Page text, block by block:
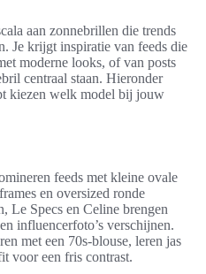
aan zonnebrillen die trends
Je krijgt inspiratie van feeds die
moderne looks, of van posts
centraal staan. Hieronder
kiezen welk model bij jouw
feeds met kleine ovale
en oversized ronde
Le Specs en Celine brengen
influencerfoto’s verschijnen.
met een 70s-blouse, leren jas
voor een fris contrast.